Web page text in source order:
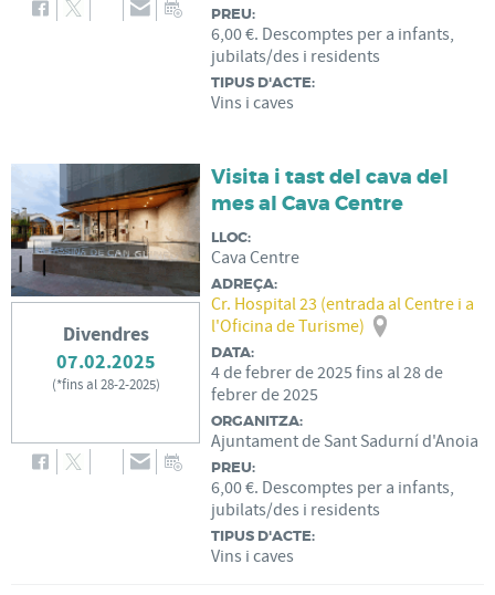
PREU:
6,00 €. Descomptes per a infants,
jubilats/des i residents
TIPUS D'ACTE:
Vins i caves
Divendres
07.02.2025
(*fins al 28-2-2025)
Visita i tast del cava del
mes al Cava Centre
LLOC:
Cava Centre
ADREÇA:
Cr. Hospital 23 (entrada al Centre i a
l'Oficina de Turisme)
DATA:
4defebrerde2025 fins al28de
febrerde2025
ORGANITZA:
Ajuntament de Sant Sadurní d'Anoia
PREU:
6,00 €. Descomptes per a infants,
jubilats/des i residents
TIPUS D'ACTE:
Vins i caves